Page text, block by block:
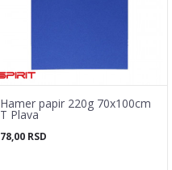
Hamer papir 220g 70x100cm
T Plava
78,00 RSD